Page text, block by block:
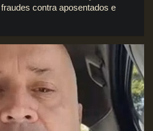
contra aposentados e